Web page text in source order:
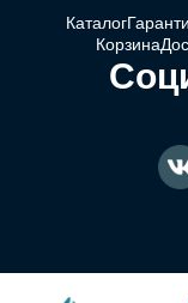
Каталог
Корзина